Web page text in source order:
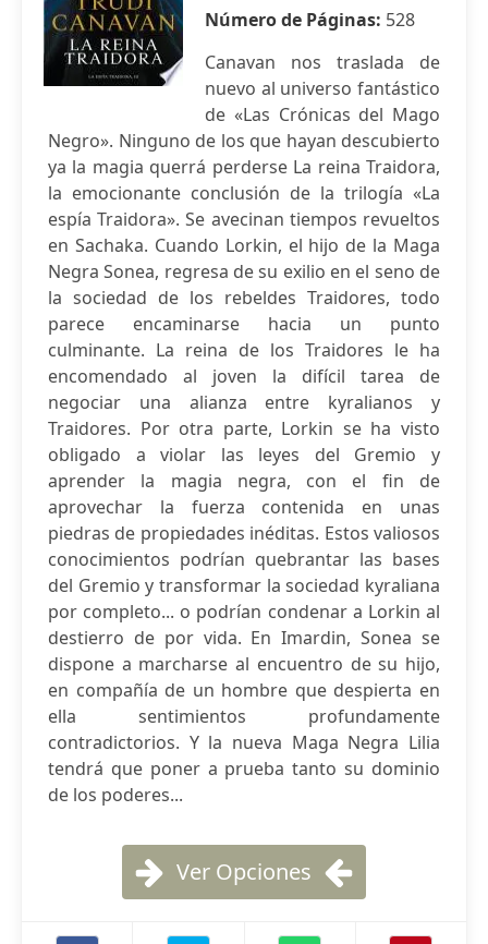
Número de Páginas: 528
Canavan nos traslada de
nuevo al universo fantástico
de «Las Crónicas del Mago
Negro». Ninguno de los que hayan descubierto
ya la magia querrá perderse La reina Traidora,
la emocionante conclusión de la trilogía «La
espía Traidora». Se avecinan tiempos revueltos
en Sachaka. Cuando Lorkin, el hijo de la Maga
Negra Sonea, regresa de su exilio en el seno de
la sociedad de los rebeldes Traidores, todo
parece encaminarse hacia un punto
culminante. La reina de los Traidores le ha
encomendado al joven la difícil tarea de
negociar una alianza entre kyralianos y
Traidores. Por otra parte, Lorkin se ha visto
obligado a violar las leyes del Gremio y
aprender la magia negra, con el fin de
aprovechar la fuerza contenida en unas
piedras de propiedades inéditas. Estos valiosos
conocimientos podrían quebrantar las bases
del Gremio y transformar la sociedad kyraliana
por completo... o podrían condenar a Lorkin al
destierro de por vida. En Imardin, Sonea se
dispone a marcharse al encuentro de su hijo,
en compañía de un hombre que despierta en
ella sentimientos profundamente
contradictorios. Y la nueva Maga Negra Lilia
tendrá que poner a prueba tanto su dominio
de los poderes...
Ver Opciones